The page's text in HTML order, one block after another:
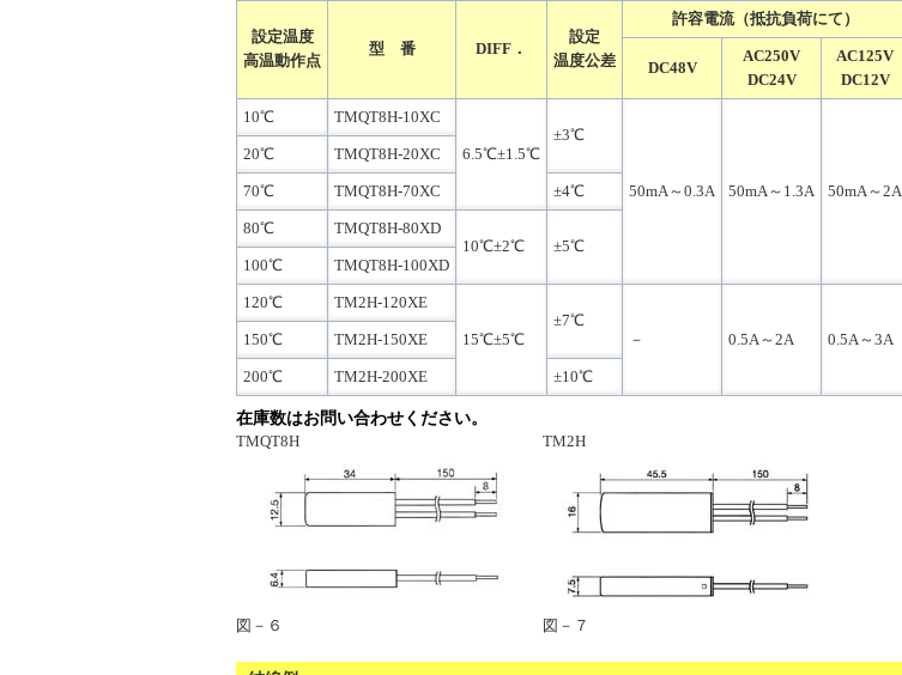
設定温度
高温動作点
型 番 DIFF．
設定
温度公差
許容電流（抵抗負荷にて）
DC48V
AC250V
DC24V
AC125V
DC12V
10℃ TMQT8H-10XC
6.5℃±1.5℃
±3℃
50mA～0.3A 50mA～1.3A 50mA～2A
20℃ TMQT8H-20XC
70℃ TMQT8H-70XC ±4℃
80℃
TMQT8H-80XD
10℃±2℃
±5℃
100℃
TMQT8H-100XD
120℃ TM2H-120XE
15℃±5℃
±7℃
－
0.5A～2A 0.5A～3A
150℃ TM2H-150XE
200℃ TM2H-200XE ±10℃
在庫数はお問い合わせください。
TMQT8H
TM2H
図－６ 図－７